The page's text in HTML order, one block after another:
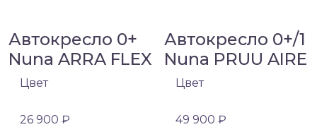
Автокресло 0+
Nuna ARRA FLEX
Цвет
26 900 ₽
Автокресло 0+/1
Nuna PRUU AIRE
Цвет
49 900 ₽